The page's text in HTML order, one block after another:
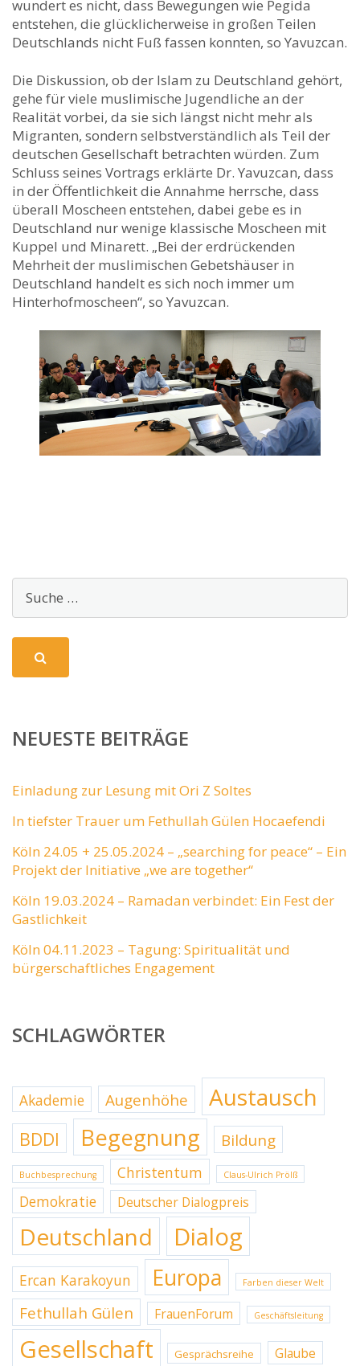
wundert es nicht, dass Bewegungen wie Pegida
entstehen, die glücklicherweise in großen Teilen
Deutschlands nicht Fuß fassen konnten, so Yavuzcan.
Die Diskussion, ob der Islam zu Deutschland gehört,
gehe für viele muslimische Jugendliche an der
Realität vorbei, da sie sich längst nicht mehr als
Migranten, sondern selbstverständlich als Teil der
deutschen Gesellschaft betrachten würden. Zum
Schluss seines Vortrags erklärte Dr. Yavuzcan, dass
in der Öffentlichkeit die Annahme herrsche, dass
überall Moscheen entstehen, dabei gebe es in
Deutschland nur wenige klassische Moscheen mit
Kuppel und Minarett. „Bei der erdrückenden
Mehrheit der muslimischen Gebetshäuser in
Deutschland handelt es sich noch immer um
Hinterhofmoscheen“, so Yavuzcan.
NEUESTE BEITRÄGE
Einladung zur Lesung mit Ori Z Soltes
In tiefster Trauer um Fethullah Gülen Hocaefendi
Köln 24.05 + 25.05.2024 – „searching for peace“ – Ein
Projekt der Initiative „we are together“
Köln 19.03.2024 – Ramadan verbindet: Ein Fest der
Gastlichkeit
Köln 04.11.2023 – Tagung: Spiritualität und
bürgerschaftliches Engagement
SCHLAGWÖRTER
Akademie Augenhöhe Austausch
BDDI Begegnung Bildung
Buchbesprechung Christentum Claus-Ulrich Prölß
Demokratie Deutscher Dialogpreis
Deutschland Dialog
Ercan Karakoyun Europa Farben dieser Welt
Fethullah Gülen FrauenForum Geschäftsleitung
Gesellschaft Gesprächsreihe
Glaube